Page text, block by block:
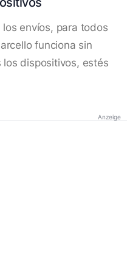
envíos, para todos
funciona sin
dispositivos, estés
Anzeige